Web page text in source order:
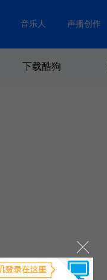
音乐人 声播创作
下载酷狗